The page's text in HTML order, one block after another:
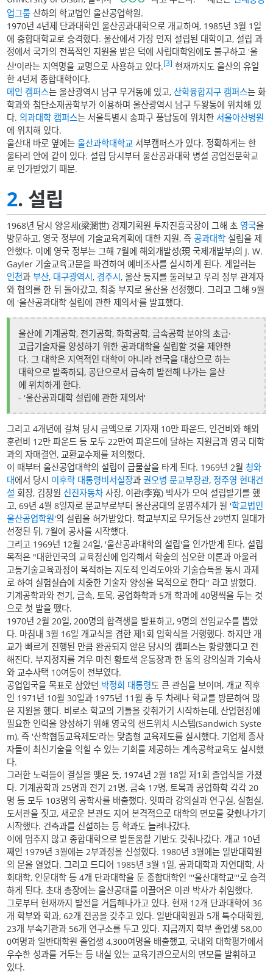
업그룹 산하의 학교법인 울산공업학원.
1970년 4년제 단과대학인 울산공과대학으로 개교하여, 1985년 3월 1일
에 종합대학교로 승격했다. 울산에서 가장 먼저 설립된 대학이고, 설립 과
정에서 국가의 전폭적인 지원을 받은 덕에 사립대학임에도 불구하고 '울
산'이라는 지역명을 교명으로 사용하고 있다.[3] 현재까지도 울산의 유일
한 4년제 종합대학이다.
메인 캠퍼스는 울산광역시 남구 무거동에 있고, 산학융합지구 캠퍼스는 화
학과와 첨단소재공학부가 이용하며 울산광역시 남구 두왕동에 위치해 있
다.의과대학 캠퍼스는 서울특별시 송파구 풍납동에 위치한서울아산병원
에 위치해 있다.
울산대 바로 옆에는울산과학대학교 서부캠퍼스가 있다. 정확하게는 한
울타리 안에 같이 있다. 설립 당시부터 울산공과대학 병설 공업전문학교
로 인가받았기 때문.
2. 설립
1968년 당시 양윤세(梁潤世) 경제기획원 투자진흥국장이 그해 초 영국을
방문하고, 영국 정부에 기술교육계획에 대한 지원, 즉공과대학 설립을 제
안했다. 이에 영국 정부는 그해 7월에 해외개발성(現 국제개발부)의 J. W.
Gayler 기술교육고문을 파견하여 예비조사를 실시하게 된다. 게일러는
인천과부산, 대구광역시, 경주시, 울산 등지를 둘러보고 우리 정부 관계자
와 협의를 한 뒤 돌아갔고, 최종 부지로 울산을 선정했다. 그리고 그해 9월
에 '울산공과대학 설립에 관한 제의서'를 발표했다.
울산에 기계공학, 전기공학, 화학공학, 금속공학 분야의 초급·
고급기술자를 양성하기 위한 공과대학을 설립할 것을 제안한
다. 그 대학은 지역적인 대학이 아니라 전국을 대상으로 하는
대학으로 발족하되, 공단으로서 급속히 발전해 나가는 울산
에 위치하게 한다.
- '울산공과대학 설립에 관한 제의서'
그리고 4개년에 걸쳐 당시 금액으로 기자재 10만 파운드, 인건비와 해외
훈련비 12만 파운드 등 모두 22만여 파운드에 달하는 지원금과 영국 대학
과의 자매결연, 교환교수제를 제의했다.
이 때부터 울산공업대학의 설립이 급물살을 타게 된다. 1969년 2월 청와
대에서 당시 이후락 대통령비서실장과권오병 문교부장관, 정주영 현대건
설 회장, 김창원 신진자동차 사장, 이관(李寬) 박사가 모여 설립발기를 했
고, 69년 4월 8일자로 문교부로부터 울산공대의 운영주체가 될 '학교법인
울산공업학원'의 설립을 허가받았다. 학교부지로 무거동산 29번지 일대가
선정된 뒤, 7월에 공사를 시작했다.
그리고 1969년 12월 24일, '울산공과대학의 설립'을 인가받게 된다. 설립
목적은 "대한민국의 교육정신에 입각해서 학술의 심오한 이론과 아울러
고등기술교육과정이 목적하는 지도적 인격도야와 기술습득을 동시 과제
로 하여 실험실습에 치중한 기술자 양성을 목적으로 한다" 라고 밝혔다.
기계공학과와 전기, 금속, 토목, 공업화학과 5개 학과에 40명씩을 두는 것
으로 첫 발을 뗐다.
1970년 2월 20일, 200명의 합격생을 발표하고, 9명의 전임교수를 뽑았
다. 마침내 3월 16일 개교식을 겸한 제1회 입학식을 거행했다. 하지만 개
교가 빠르게 진행된 만큼 완공되지 않은 당시의 캠퍼스는 황량했다고 전
해진다. 부지정지를 겨우 마친 황토색 운동장과 한 동의 강의실과 기숙사
와 교수사택 10여동이 전부였다.
공업입국을 목표로 삼았던 박정희 대통령도 큰 관심을 보이며, 개교 직후
인 1971년 10월 30일과 1975년 11월 총 두 차례나 학교를 방문하여 많
은 지원을 했다. 비로소 학교의 기틀을 갖춰가기 시작하는데, 산업현장에
필요한 인력을 양성하기 위해 영국의 샌드위치 시스템(Sandwich Syste
m), 즉 '산학협동교육제도'라는 맞춤형 교육제도를 실시했다. 기업체 종사
자들이 최신기술을 익힐 수 있는 기회를 제공하는 계속공학교육도 실시했
다.
그러한 노력들이 결실을 맺은 듯, 1974년 2월 18일 제1회 졸업식을 가졌
다. 기계공학과 25명과 전기 21명, 금속 17명, 토목과 공업화학 각각 20
명 등 모두 103명의 공학사를 배출했다. 잇따라 강의실과 연구실, 실험실,
도서관을 짓고, 새로운 본관도 지어 본격적으로 대학의 면모를 갖췄나가기
시작했다. 건축과를 신설하는 등 학과도 늘려나갔다.
이에 멈추지 않고 종합대학으로 발돋움할 기반도 갖춰나갔다. 개교 10년
째인 1979년 3월에는 2부과정을 신설했다. 1980년 3월에는 일반대학원
의 문을 열었다. 그리고 드디어 1985년 3월 1일, 공과대학과 자연대학, 사
회대학, 인문대학 등 4개 단과대학을 둔 종합대학인 '''울산대학교'''로 승격
하게 된다. 초대 총장에는 울산공대를 이끌어온 이관 박사가 취임했다.
그로부터 현재까지 발전을 거듭해나가고 있다. 현재 12개 단과대학에 36
개 학부와 학과, 62개 전공을 갖추고 있다. 일반대학원과 5개 특수대학원,
23개 부속기관과 56개 연구소를 두고 있다. 지금까지 학부 졸업생 58,00
0여명과 일반대학원 졸업생 4,300여명을 배출했고, 국내외 대학평가에서
우수한 성과를 거두는 등 내실 있는 교육기관으로서의 면모를 발휘하고
있다.